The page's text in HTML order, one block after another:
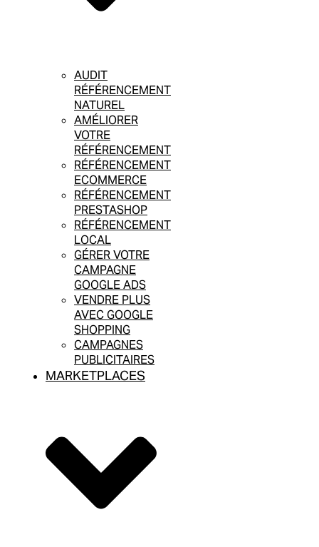
AUDIT
RÉFÉRENCEMENT
NATUREL
AMÉLIORER
VOTRE
RÉFÉRENCEMENT
RÉFÉRENCEMENT
ECOMMERCE
RÉFÉRENCEMENT
PRESTASHOP
RÉFÉRENCEMENT
LOCAL
GÉRER VOTRE
CAMPAGNE
GOOGLE ADS
VENDRE PLUS
AVEC GOOGLE
SHOPPING
CAMPAGNES
PUBLICITAIRES
MARKETPLACES